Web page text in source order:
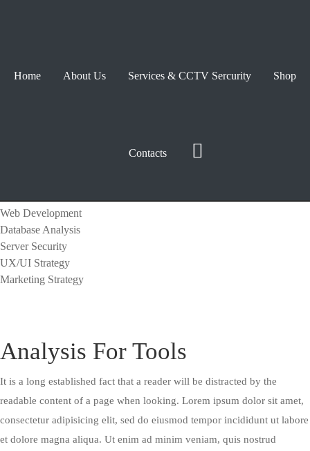
Home About Us Services & CCTV Sercurity Shop
Contacts
Analysis for tools
Web Development
Database Analysis
Server Security
UX/UI Strategy
Marketing Strategy
Analysis For Tools
It is a long established fact that a reader will be distracted by the
readable content of a page when looking. Lorem ipsum dolor sit amet,
consectetur adipisicing elit, sed do eiusmod tempor incididunt ut labore
et dolore magna aliqua. Ut enim ad minim veniam, quis nostrud